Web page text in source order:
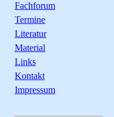
Fachforum
Termine
Literatur
Material
Links
Kontakt
Impressum